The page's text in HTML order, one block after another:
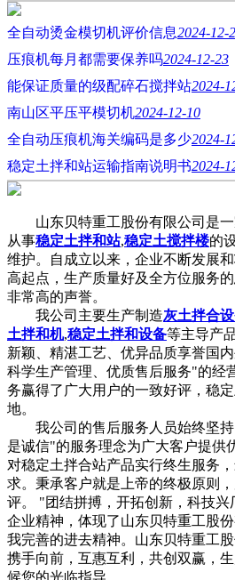
全自动烫金模切机评价信息2024-12-
压痕机每月都需要保养吗2024-12-23
能保证质量的级配碎石搅拌站2024-
南山区平压平模切机2024-12-10
全自动压痕机海关编码是多少2024-
稳定土拌和站运输指南说明书2024-
山东贝特重工股份有限公司是一
从事稳定土拌和站,稳定土搅拌楼的
维护。自成立以来，企业不断发展
高起点，生产质量好及全方位服务
非常高的声誉。
我公司主要生产制造灰土拌合
土拌和机,稳定土拌和设备等主导产
新颖、精湛工艺、优异品质享誉国
科学生产管理、优质售后服务"的经
务赢得了广大用户的一致好评，稳
地。
我公司的售后服务人员始终坚持
是诚信"的服务理念为广大客户提供
对稳定土拌合站产品实行终生服务
求。秉承客户就是上帝的终极原则
评。 "团结拼搏，开拓创新，科技
企业精神，体现了山东贝特重工股
我完善的进去精神。山东贝特重工
携手向前，互惠互利，共创双赢，
候您的光临指导 。